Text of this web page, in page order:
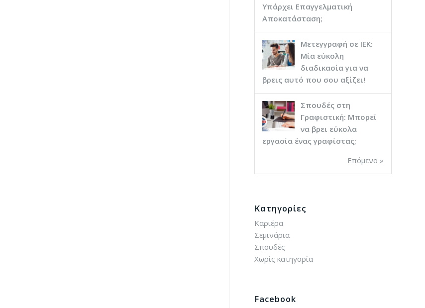
Υπάρχει Επαγγελματική
Αποκατάσταση;
Μετεγγραφή σε ΙΕΚ:
Μία εύκολη
διαδικασία για να
βρεις αυτό που σου αξίζει!
Σπουδές στη
Γραφιστική: Μπορεί
να βρει εύκολα
εργασία ένας γραφίστας;
Επόμενο »
Kατηγορίες
Καριέρα
Σεμινάρια
Σπουδές
Χωρίς κατηγορία
Facebook